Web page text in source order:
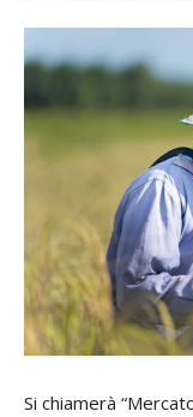
Si chiamerà